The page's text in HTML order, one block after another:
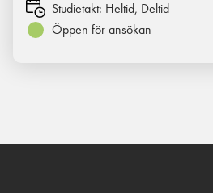
Studietakt: Heltid, Deltid
Öppen för ansökan